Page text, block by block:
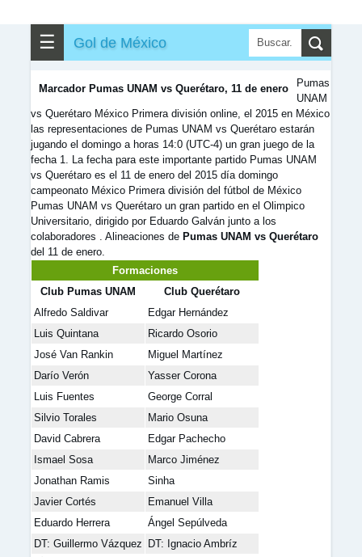
☰ Gol de México
Marcador Pumas UNAM vs Querétaro, 11 de enero
Pumas
UNAM
vs Querétaro México Primera división online, el 2015 en México
las representaciones de Pumas UNAM vs Querétaro estarán
jugando el domingo a horas 14:0 (UTC-4) un gran juego de la
fecha 1. La fecha para este importante partido Pumas UNAM
vs Querétaro es el 11 de enero del 2015 día domingo
campeonato México Primera división del fútbol de México
Pumas UNAM vs Querétaro un gran partido en el Olimpico
Universitario, dirigido por Eduardo Galván junto a los
colaboradores . Alineaciones de Pumas UNAM vs Querétaro
del 11 de enero.
Formaciones
Club Pumas UNAM
Club Querétaro
Alfredo Saldivar
Edgar Hernández
Luis Quintana
Ricardo Osorio
José Van Rankin
Miguel Martínez
Darío Verón
Yasser Corona
Luis Fuentes
George Corral
Silvio Torales
Mario Osuna
David Cabrera
Edgar Pachecho
Ismael Sosa
Marco Jiménez
Jonathan Ramis
Sinha
Javier Cortés
Emanuel Villa
Eduardo Herrera
Ángel Sepúlveda
DT: Guillermo Vázquez
DT: Ignacio Ambríz
✎ Otros ▼